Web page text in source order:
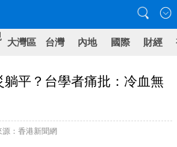
大灣區 台灣 內地 國際 財經
平？台學者痛批：冷血無
：香港新聞網